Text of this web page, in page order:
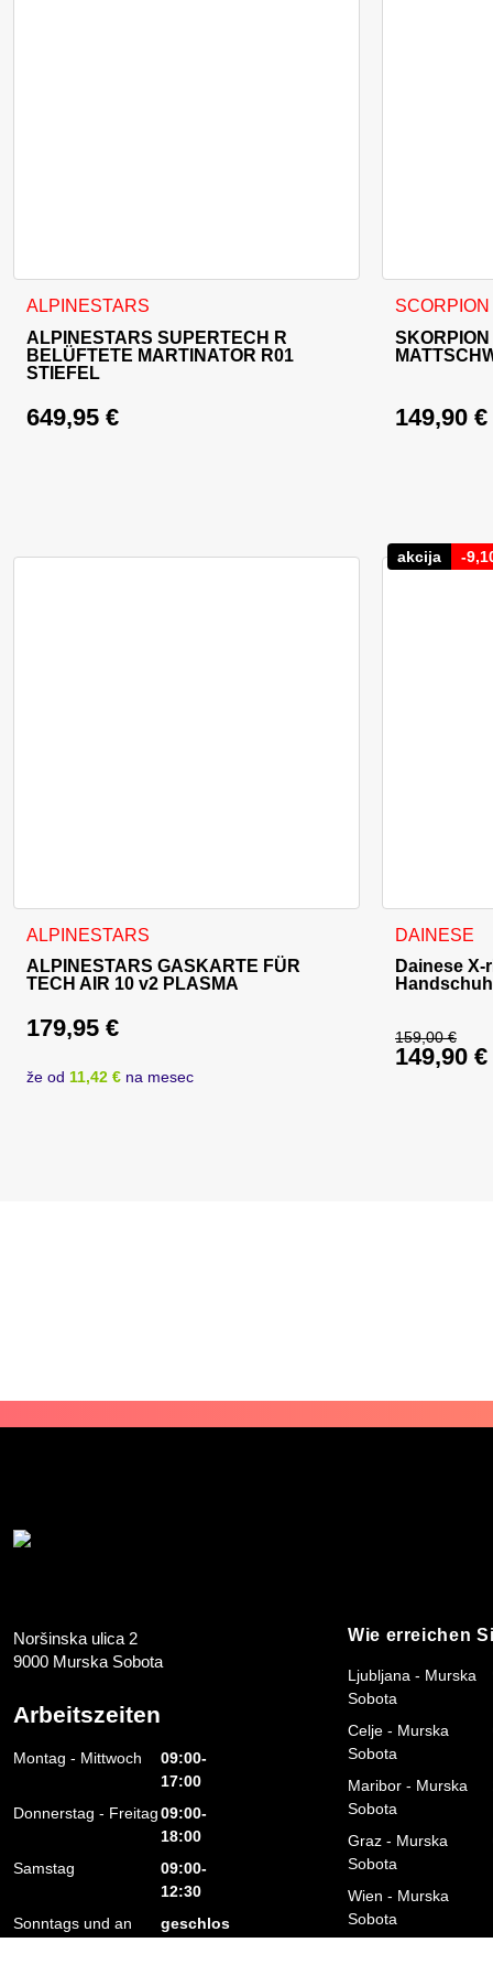
ALPINESTARS
ALPINESTARS SUPERTECH R
BELÜFTETE MARTINATOR R01
STIEFEL
649,95 €
Dieses Produkt weist mehrere Varianten auf. Die Optionen
SCORPION
149,90 €
Dieses
ALPINESTARS
ALPINESTARS GASKARTE FÜR
TECH AIR 10 v2 PLASMA
179,95 €
že od 11,42 € na mesec
akcija -
DAINESE
Dainese
159,00€
149,90 €
Dieses
Noršinska ulica 2
9000 Murska Sobota
Arbeitszeiten
Montag - Mittwoch
09:00-
17:00
Donnerstag - Freitag09:00-
18:00
Samstag
09:00-
12:30
Sonntags und an
geschlos
Wie erreichen
Ljubljana - Murska
Sobota
Celje - Murska
Sobota
Maribor - Murska
Sobota
Graz - Murska
Sobota
Wien - Murska
Sobota